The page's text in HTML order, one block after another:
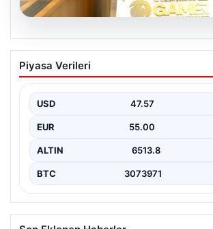
Organize Suçla Mücadele
Güvenlik Vizyonu
mücadele alanında yeni bir dönemi
önemli…
Piyasa Verileri
USD 47.57
EUR 55.00
ALTIN 6513.8
BTC 3073971